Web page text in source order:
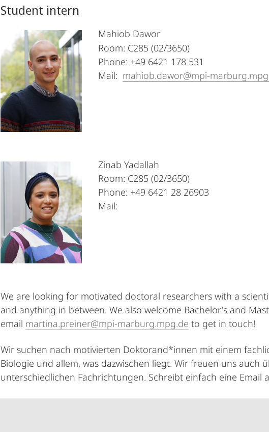
Student intern
Mahiob Dawor
Room: C285 (02/3650)
Phone: +49 6421 178 531
Mail: mahiob.dawor@mpi-
Zinab Yadallah
Room: C285 (02/3650)
Phone: +49 6421 28 26903
Mail:
We are looking for motivated doctoral researchers with a
and anything in between. We also welcome Bachelor's and
email martina.preiner@mpi-marburg.mpg.de to get in touch!
Wir suchen nach motivierten Doktorand*innen mit einem
Biologie und allem, was dazwischen liegt. Wir freuen uns
unterschiedlichen Fachrichtungen. Schreibt einfach eine Email